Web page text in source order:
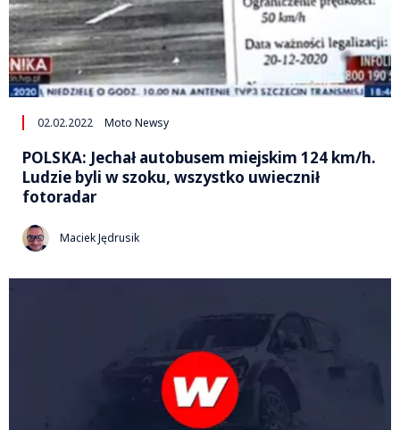
02.02.2022 Moto Newsy
POLSKA: Jechał autobusem miejskim 124 km/h.
Ludzie byli w szoku, wszystko uwiecznił
fotoradar
Maciek Jędrusik